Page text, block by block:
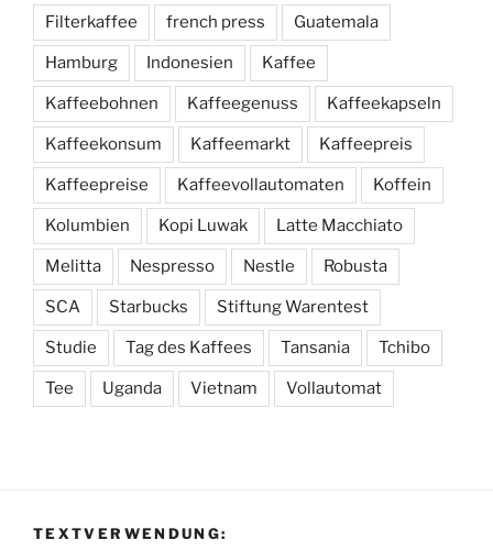
Filterkaffee french press Guatemala
Hamburg Indonesien Kaffee
Kaffeebohnen Kaffeegenuss Kaffeekapseln
Kaffeekonsum Kaffeemarkt Kaffeepreis
Kaffeepreise Kaffeevollautomaten Koffein
Kolumbien Kopi Luwak Latte Macchiato
Melitta Nespresso Nestle Robusta
SCA Starbucks Stiftung Warentest
Studie Tag des Kaffees Tansania Tchibo
Tee Uganda Vietnam Vollautomat
TEXTVERWENDUNG: